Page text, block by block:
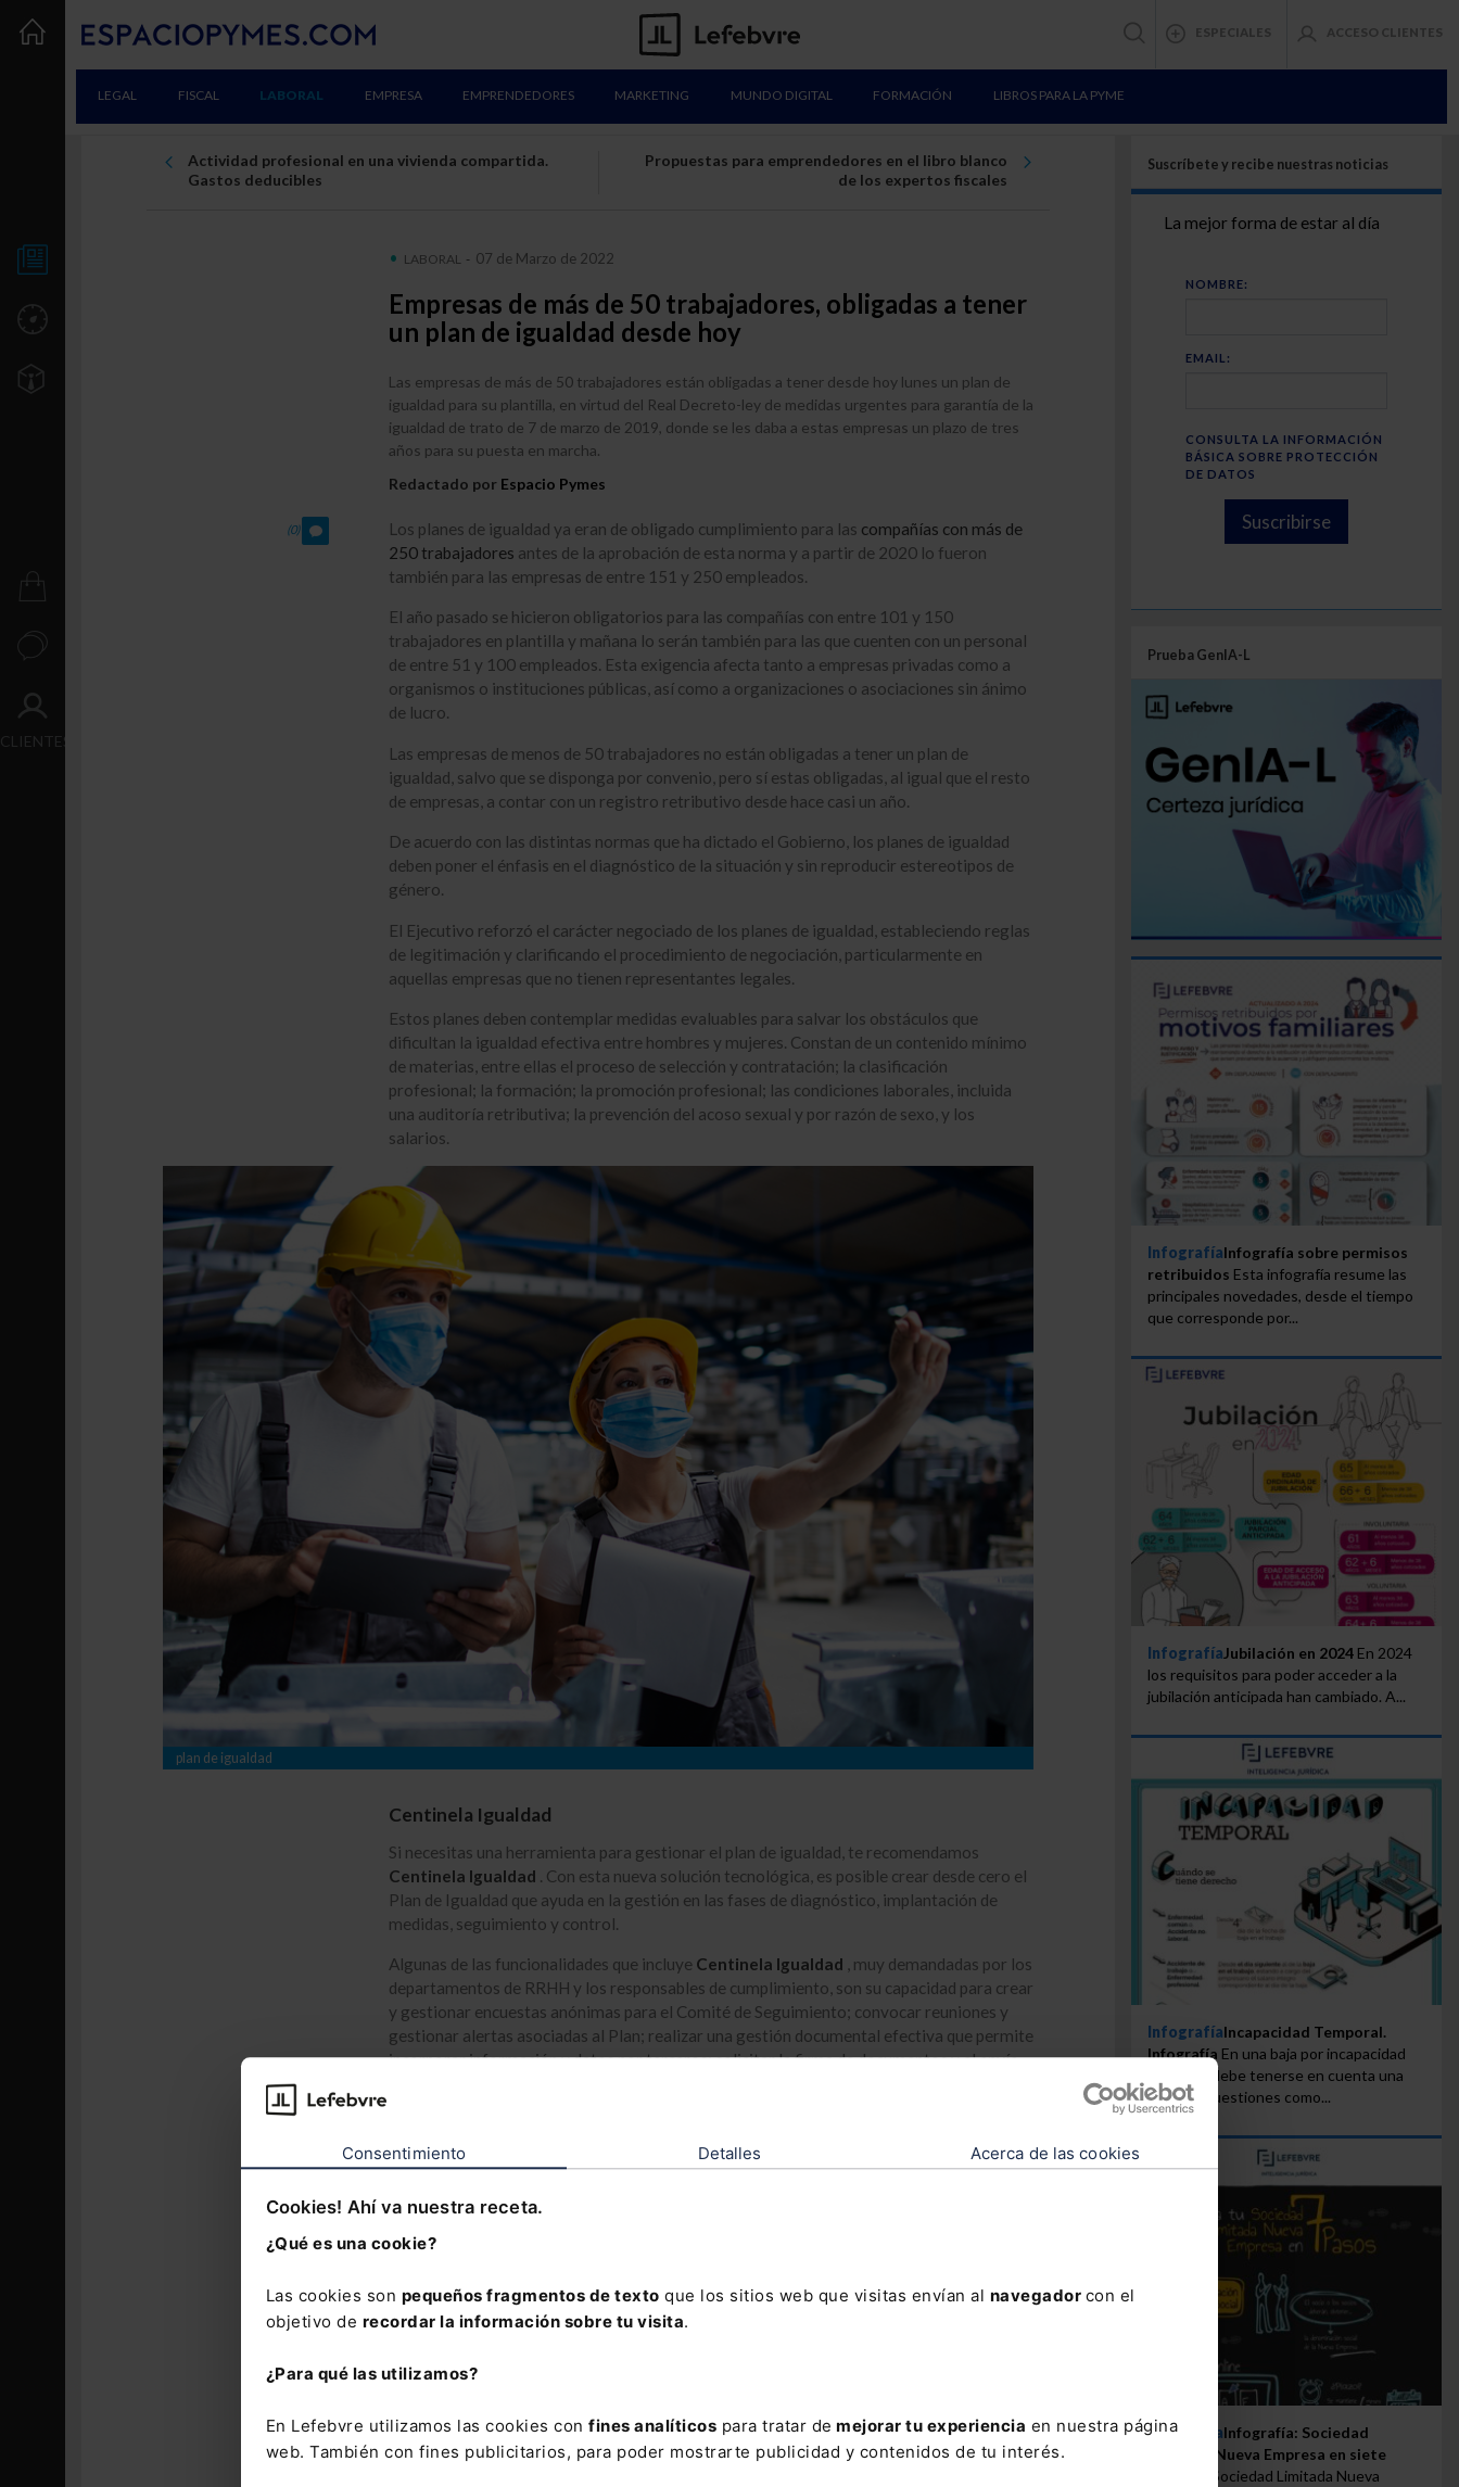
Consentimiento Detalles Acerca de las cookies
Cookies! Ahí va nuestra receta.
¿Qué es una cookie?
Las cookies son pequeños fragmentos de texto que los sitios web que visitas envían al navegador con el
objetivo de recordar la información sobre tu visita.
¿Para qué las utilizamos?
En Lefebvre utilizamos las cookies con fines analíticos para tratar de mejorar tu experiencia en nuestra página
web. También con fines publicitarios, para poder mostrarte publicidad y contenidos de tu interés.
ESPECIALES ACCESO CLIENTES
LEGAL FISCAL LABORAL EMPRESA EMPRENDEDORES MARKETING MUNDO DIGITAL FORMACIÓN LIBROS PARA LA PYME
CLIENTES
Actividad profesional en una vivienda compartida.
Gastos deducibles
Propuestas para emprendedores en el libro blanco
de los expertos fiscales
LABORAL - 07 de Marzo de 2022
Empresas de más de 50 trabajadores, obligadas a tener
un plan de igualdad desde hoy
Las empresas de más de 50 trabajadores están obligadas a tener desde hoy lunes un plan de
igualdad para su plantilla, en virtud del Real Decreto-ley de medidas urgentes para garantía de la
igualdad de trato de 7 de marzo de 2019, donde se les daba a estas empresas un plazo de tres
años para su puesta en marcha.
Redactado por Espacio Pymes
(0) Los planes de igualdad ya eran de obligado cumplimiento para las compañías con más de
250 trabajadores antes de la aprobación de esta norma y a partir de 2020 lo fueron
también para las empresas de entre 151 y 250 empleados.
El año pasado se hicieron obligatorios para las compañías con entre 101 y 150
trabajadores en plantilla y mañana lo serán también para las que cuenten con un personal
de entre 51 y 100 empleados. Esta exigencia afecta tanto a empresas privadas como a
organismos o instituciones públicas, así como a organizaciones o asociaciones sin ánimo
de lucro.
Las empresas de menos de 50 trabajadores no están obligadas a tener un plan de
igualdad, salvo que se disponga por convenio, pero sí estas obligadas, al igual que el resto
de empresas, a contar con un registro retributivo desde hace casi un año.
De acuerdo con las distintas normas que ha dictado el Gobierno, los planes de igualdad
deben poner el énfasis en el diagnóstico de la situación y sin reproducir estereotipos de
género.
El Ejecutivo reforzó el carácter negociado de los planes de igualdad, estableciendo reglas
de legitimación y clarificando el procedimiento de negociación, particularmente en
aquellas empresas que no tienen representantes legales.
Estos planes deben contemplar medidas evaluables para salvar los obstáculos que
dificultan la igualdad efectiva entre hombres y mujeres. Constan de un contenido mínimo
de materias, entre ellas el proceso de selección y contratación; la clasificación
profesional; la formación; la promoción profesional; las condiciones laborales, incluida
una auditoría retributiva; la prevención del acoso sexual y por razón de sexo, y los
salarios.
plan de igualdad
Centinela Igualdad
Si necesitas una herramienta para gestionar el plan de igualdad, te recomendamos
Centinela Igualdad
. Con esta nueva solución tecnológica, es posible crear desde cero el
Plan de Igualdad que ayuda en la gestión en las fases de diagnóstico, implantación de
medidas, seguimiento y control.
Algunas de las funcionalidades que incluye Centinela Igualdad
, muy demandadas por los
departamentos de RRHH y los responsables de cumplimiento, son su capacidad para crear
y gestionar encuestas anónimas para el Comité de Seguimiento; convocar reuniones y
gestionar alertas asociadas al Plan; realizar una gestión documental efectiva que permite
incorporar información y datos por terceros; solicitar la firma de documentos y el envío
Los comentarios están cerrados
Suscríbete y recibe nuestras noticias
La mejor forma de estar al día
NOMBRE:
EMAIL:
CONSULTA LA INFORMACIÓN
BÁSICA SOBRE PROTECCIÓN
DE DATOS
Suscribirse
Prueba GenIA-L
InfografíaInfografía sobre permisos
retribuidos Esta infografía resume las
principales novedades, desde el tiempo
que corresponde por...
InfografíaJubilación en 2024En 2024
los requisitos para poder acceder a la
jubilación anticipada han cambiado. A...
InfografíaIncapacidad Temporal.
Infografía En una baja por incapacidad
temporal debe tenerse en cuenta una
serie de cuestiones como...
InfografíaInfografía: Sociedad
Limitada Nueva Empresa en siete
La Sociedad Limitada Nueva